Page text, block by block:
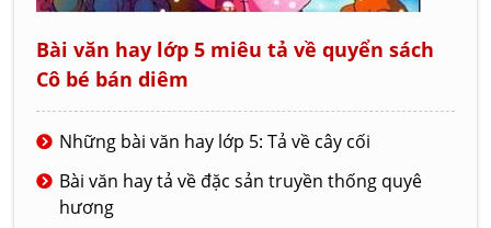
Bài văn hay lớp 5 miêu tả về quyển sách
Cô bé bán diêm
Những bài văn hay lớp 5: Tả về cây cối
Bài văn hay tả về đặc sản truyền thống quyê
hương